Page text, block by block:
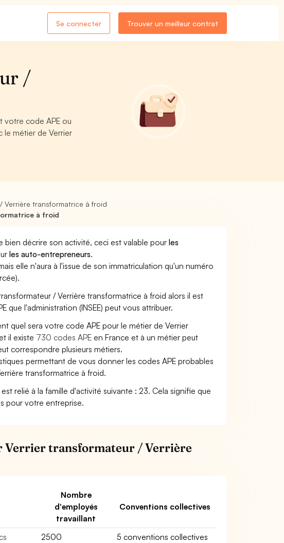
Se connecter Trouver un meilleur contrat
/
votre code APE ou
le métier de Verrier
Verrière transformatrice à froid
à froid
bien décrire son activité, ceci est valable pourles
les auto-entrepreneurs.
elle n'aura à l'issue de son immatriculation qu'un numéro
/ Verrière transformatrice à froid alors il est
que l'administration (INSEE) peut vous attribuer.
quel sera votre code APE pour le métier de Verrier
il existe 730 codes APE en France et à un métier peut
correspondre plusieurs métiers.
permettant de vous donner les codes APE probables
transformatrice à froid.
relié à la famille d'activité suivante : 23. Cela signifie que
pour votre entreprise.
Verrier transformateur / Verrière
Nombre
d'employés
travaillant
Conventions collectives
2500
5 conventions collectives